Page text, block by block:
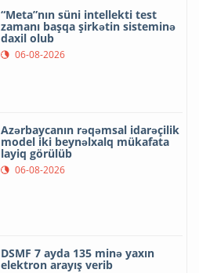
“Meta”nın süni intellekti test
zamanı başqa şirkətin sisteminə
daxil olub
06-08-2026
Azərbaycanın rəqəmsal idarəçilik
model iki beynəlxalq mükafata
layiq görülüb
06-08-2026
DSMF 7 ayda 135 minə yaxın
elektron arayış verib